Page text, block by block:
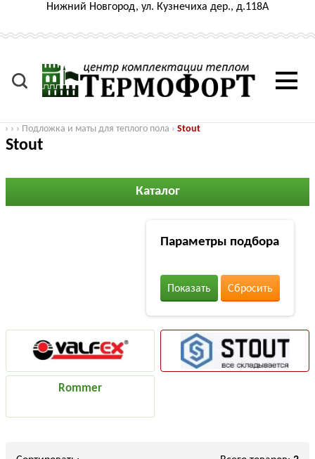
Нижний Новгород, ул. Кузнечиха дер., д.118А
› › › Подложка и маты для теплого пола › Stout
Stout
Каталог
Параметры подбора
Показать Сбросить
Rommer